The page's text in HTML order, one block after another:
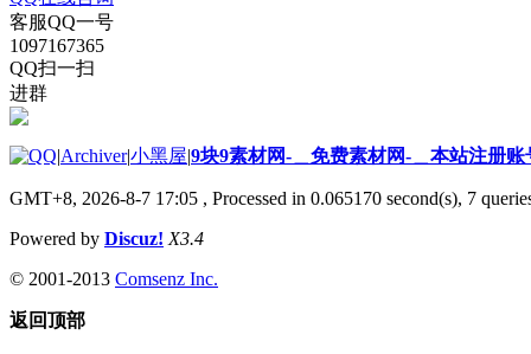
客服QQ一号
1097167365
QQ扫一扫
进群
|Archiver|小黑屋|9块9素材网-＿免费素材网-＿本站注册账
GMT+8, 2026-8-7 17:05 , Processed in 0.065170 second(s), 7
Powered by Discuz! X3.4
© 2001-2013 Comsenz Inc.
返回顶部